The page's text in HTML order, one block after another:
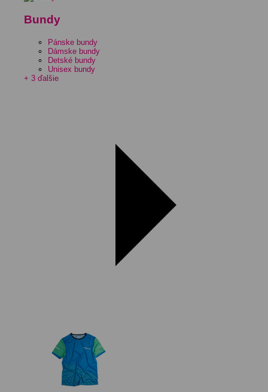
Bundy
Pánske bundy
Dámske bundy
Detské bundy
Unisex bundy
+ 3 ďalšie